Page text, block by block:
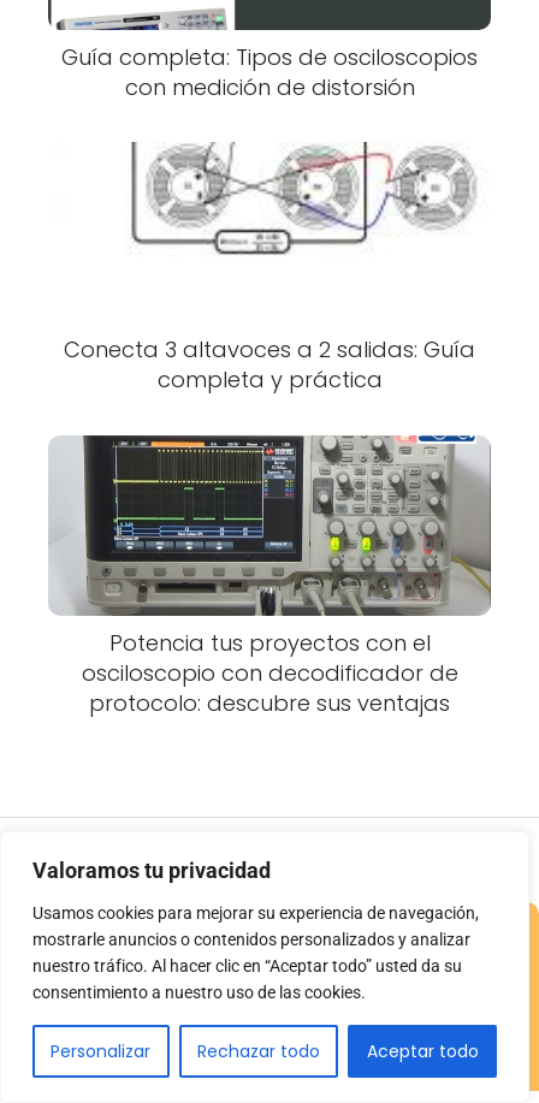
Valoramos tu privacidad
Usamos cookies para mejorar su experiencia de navegación,
mostrarle anuncios o contenidos personalizados y analizar
nuestro tráfico. Al hacer clic en “Aceptar todo” usted da su
consentimiento a nuestro uso de las cookies.
Personalizar Rechazar todo Aceptar todo
Guía completa: Tipos de osciloscopios
con medición de distorsión
Conecta 3 altavoces a 2 salidas: Guía
completa y práctica
Potencia tus proyectos con el
osciloscopio con decodificador de
protocolo: descubre sus ventajas
el nivel de sonido con precisión
Aviso Legal Contacto
Descargo de responsabilidad
de Afiliados
Política de Cookies Política de Privacidad